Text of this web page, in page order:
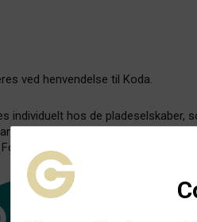
ved henvendelse til Koda.
individuelt hos de pladeselskaber,
tracks, som skal klareres, kan
(MPO).